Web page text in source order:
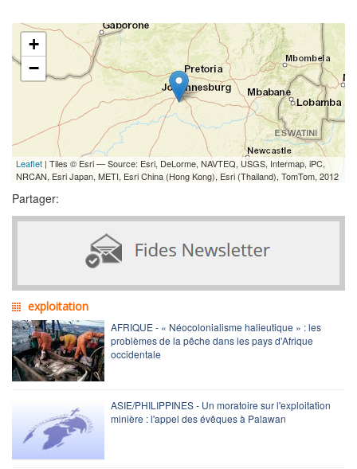
+
−
Leaflet | Tiles © Esri — Source: Esri, DeLorme, NAVTEQ, USGS, Intermap, iPC,
NRCAN, Esri Japan, METI, Esri China (Hong Kong), Esri (Thailand), TomTom, 2012
Partager:
exploitation
AFRIQUE - « Néocolonialisme halieutique » : les
problèmes de la pêche dans les pays d'Afrique
occidentale
ASIE/PHILIPPINES - Un moratoire sur l'exploitation
minière : l'appel des évêques à Palawan